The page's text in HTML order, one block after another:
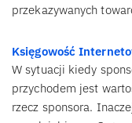
przekazywanych
Księgowość
W sytuacji kiedy
przychodem jest
rzecz sponsora.